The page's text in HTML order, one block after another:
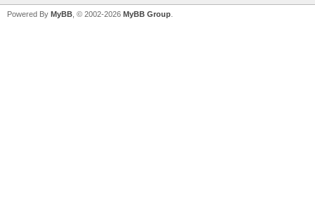
Powered By MyBB , © 2002-2026 MyBB Group